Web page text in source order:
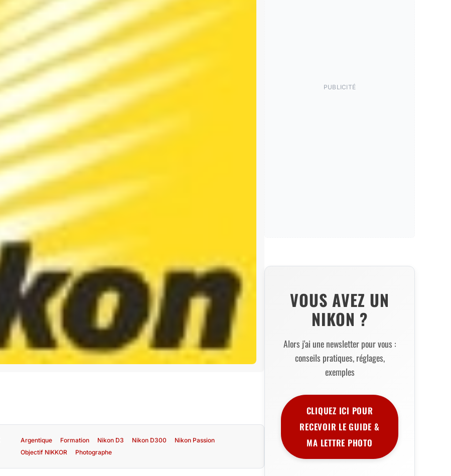
Argentique Formation Nikon D3 Nikon D300
Nikon Passion
Objectif NIKKOR
Photographe
PUBLICITÉ
VOUS AVEZ UN
NIKON ?
Alors j'ai une newsletter pour vous :
conseils pratiques, réglages,
exemples
CLIQUEZ ICI POUR
RECEVOIR LE GUIDE &
MA LETTRE PHOTO